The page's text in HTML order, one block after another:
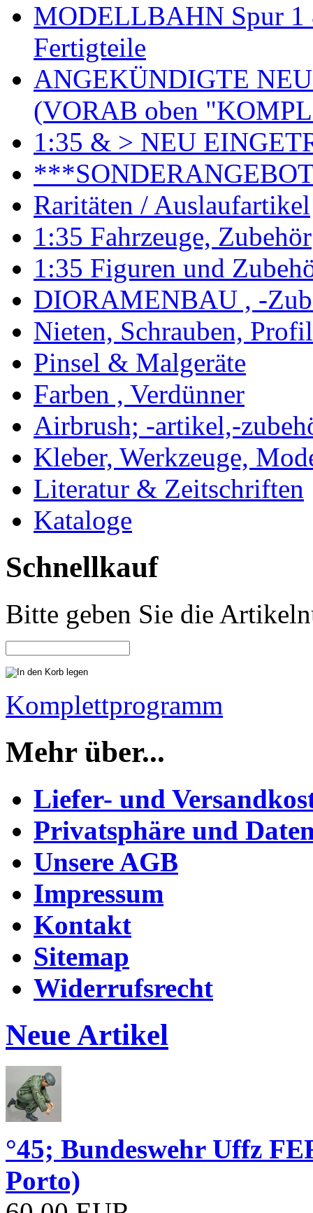
MODELLBAHN Spur 1
Fertigteile
ANGEKÜNDIGTE
(VORAB oben
1:35 & > NEU
Raritäten / Auslaufartikel
1:35 Fahrzeuge, Zubehör
1:35 Figuren und
DIORAMENBAU , -
Nieten, Schrauben,
Pinsel & Malgeräte
Farben , Verdünner
Airbrush; -artikel,-
Kleber, Werkzeuge,
Literatur & Zeitschriften
Kataloge
Schnellkauf
Bitte geben Sie die
Komplettprogramm
Mehr über...
Liefer- und
Privatsphäre und
Unsere AGB
Impressum
Kontakt
Sitemap
Widerrufsrecht
Neue Artikel
°45; Bundeswehr Uffz
Porto)